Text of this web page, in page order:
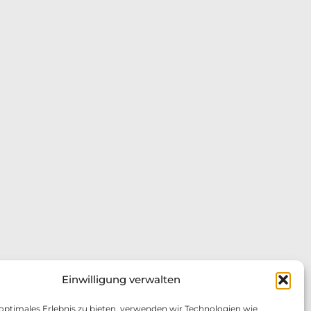
Einwilligung verwalten
Erlebnis zu bieten, verwenden wir Technologien wie